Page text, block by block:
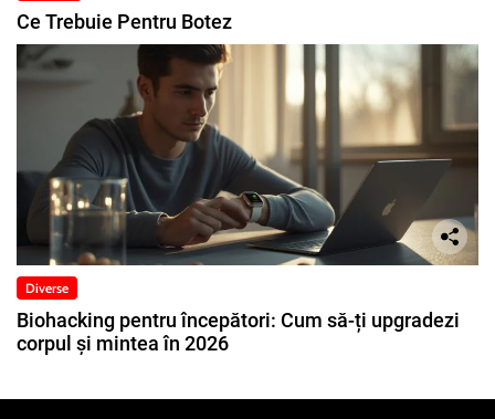
Ce Trebuie Pentru Botez
Diverse
Biohacking pentru începători: Cum să-ți upgradezi
corpul și mintea în 2026